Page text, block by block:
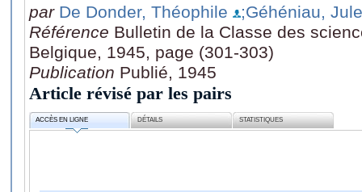
par De Donder, Théophile
;Géhéniau,
Référence Bulletin de la Classe des
Belgique, 1945, page (301-303)
Publication Publié, 1945
Article révisé par les pairs
ACCÈS EN LIGNE DÉTAILS STATISTIQUES